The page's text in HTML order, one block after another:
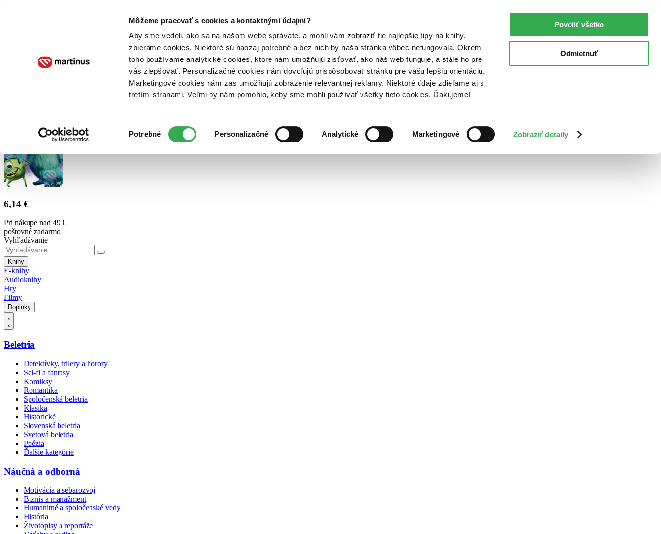
Môžeme pracovať s cookies a kontaktnými údajmi?
Aby sme vedeli, ako sa na našom webe správate, a mohli vám zobraziť tie najlepšie tipy na knihy,
zbierame cookies. Niektoré sú naozaj potrebné a bez nich by naša stránka vôbec nefungovala. Okrem
toho používame analytické cookies, ktoré nám umožňujú zisťovať, ako náš web funguje, a stále ho pre
vás zlepšovať. Personalizačné cookies nám dovoľujú prispôsobovať stránku pre vašu lepšiu orientáciu.
Marketingové cookies nám zas umožňujú zobrazenie relevantnej reklamy. Niektoré údaje zdieľame aj s
tretími stranami. Veľmi by nám pomohlo, keby sme mohli používať všetky tieto cookies. Ďakujeme!
súhlasu
Potrebné Personalizačné Analytické Marketingové Zobraziť detaily
Povoliť všetko
Odmietnuť
Poukážky Kontakt
6,14 €
Pri nákupe nad 49 €
poštovné zadarmo
Vyhľadávanie
Knihy
E-knihy
Audioknihy
Hry
Filmy
Doplnky
Beletria
Detektívky, trilery a horory
Sci-fi a fantasy
Komiksy
Romantika
Spoločenská beletria
Klasika
Historické
Slovenská beletria
Svetová beletria
Poézia
Ďalšie kategórie
Náučná a odborná
Motivácia a sebarozvoj
Biznis a manažment
Humanitné a spoločenské vedy
História
Životopisy a reportáže